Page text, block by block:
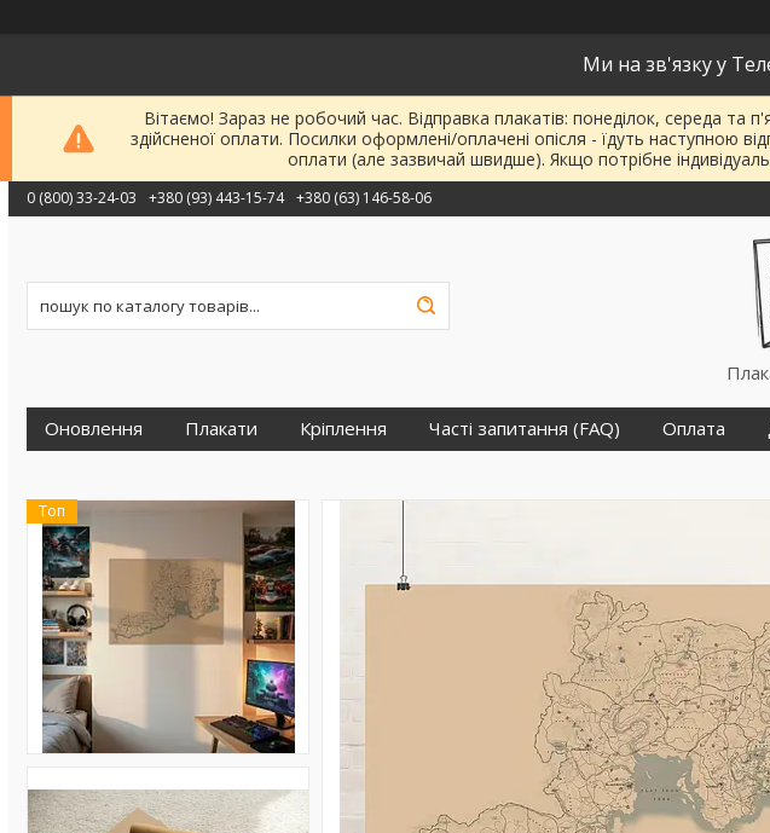
Ми на зв'язку у
Вітаємо! Зараз не робочий час. Відправка плакатів: понеділок, середа та
здійсненої оплати. Посилки оформлені/оплачені опісля - їдуть
оплати (але зазвичай швидше). Якщо потрібне
0 (800) 33-24-03 +380 (93) 443-15-74 +380 (63) 146-58-06
Оновлення Плакати Кріплення Часті запитання (FAQ) Оплата
Топ